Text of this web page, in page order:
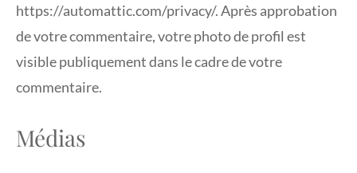
https://automattic.com/privacy/. Après approbation
de votre commentaire, votre photo de profil est
visible publiquement dans le cadre de votre
commentaire.
Médias